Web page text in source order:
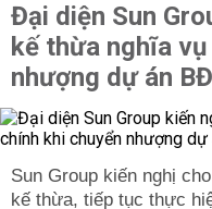
Đại diện Sun
kế thừa nghĩa
nhượng dự án
Sun Group kiến nghị
kế thừa, tiếp tục thực